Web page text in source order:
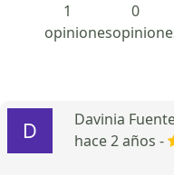
1
opiniones
0
Davinia
hace 2 años -